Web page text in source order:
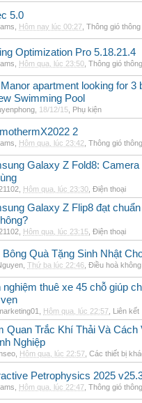
5.0
Hôm nay lúc 00:27 Thông gió
Optimization Pro 5.18.21.4
Hôm qua, lúc 23:50 Thông gió
apartment looking for 3
Swimming Pool
18/12/15 Phụ kiện
2
Hôm qua, lúc 23:42 Thông gió
Galaxy Z Fold8:
Hôm qua, lúc 23:30 Điện thoại
Galaxy Z Flip8 đạt
Hôm qua, lúc 23:15 Điện thoại
Bông Quà Tặng Sinh Nhật
Thứ ba lúc 22:46 Điều hoà
nghiệm thuê xe 45 chỗ giúp
Hôm qua, lúc 22:57 Liên kết
Quan Trắc Khí Thải Và
Nghiệp
Hôm qua, lúc 22:57 Các thiết bị
Petrophysics 2025
Hôm qua, lúc 22:47 Thông gió